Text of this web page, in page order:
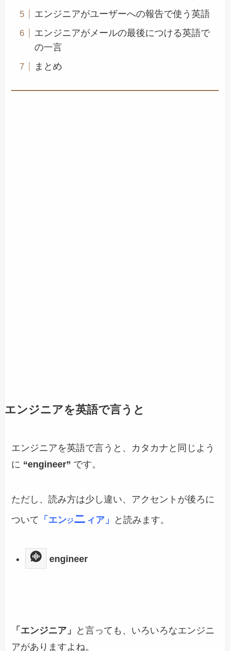
エンジニアがユーザーへの報告で使う英語
エンジニアがメールの最後につける英語で
の一言
まとめ
エンジニアを英語で言うと
エンジニアを英語で言うと、カタカナと同じよう
に “engineer” です。
ただし、読み方は少し違い、アクセントが後ろに
ついて 「エンジニ ィア」 と読みます。
engineer
「エンジニア」
と言っても、いろいろなエンジニ
アがありますよね。